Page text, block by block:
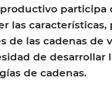
participa
las
de las cadenas de
de
de cadenas.